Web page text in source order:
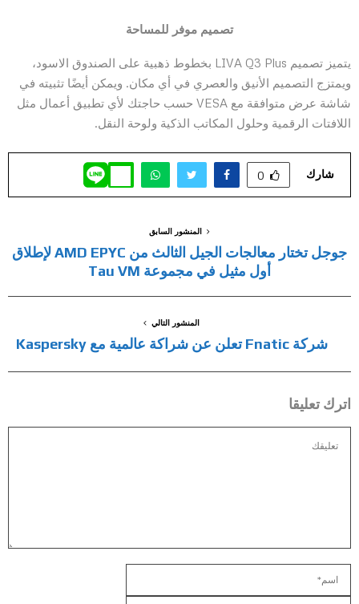
تصميم موفر للمساحة
يتميز تصميم LIVA Q3 Plus بخطوط ذهبية على الصندوق الاسود،
ويمتزج التصميم الأنيق والعصري في أي مكان. ويمكن أيضًا تثبيته في
شاشة عرض متوافقة مع VESA حسب حاجتك لأي تطبيق أعمال مثل
اللافتات الرقمية وحلول المكاتب الذكية ولوحة النقل.
شارك 0
المنشور السابق
جوجل تختار معالجات الجيل الثالث من AMD EPYC لإطلاق
أول مثيل في مجموعة Tau VM
المنشور التالي
شركة Fnatic تعلن عن شراكة عالمية مع Kaspersky
اترك تعليقا